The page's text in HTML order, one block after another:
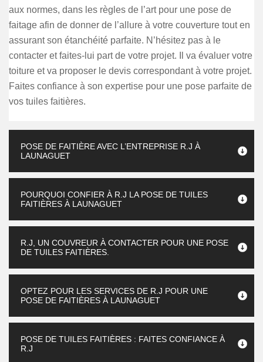
aux normes, dans les règles de l’art pour une pose de
faitage afin de donner de l’allure à votre couverture tout en
assurant son étanchéité parfaite. N’hésitez pas à le
contacter et faites-lui part de votre projet. Il va évaluer votre
toiture et va proposer le devis correspondant à votre projet.
Faites confiance à son expertise pour une pose parfaite de
vos tuiles faitières.
POSE DE FAITIÈRE AVEC L’ENTREPRISE R.J À
LAUNAGUET
POURQUOI CONFIER À R.J LA POSE DE TUILES
FAITIÈRES À LAUNAGUET
R.J, UN COUVREUR À CONTACTER POUR UNE POSE
DE TUILES FAITIÈRES.
OPTEZ POUR LES SERVICES DE R.J POUR UNE
POSE DE FAITIÈRES À LAUNAGUET
POSE DE TUILES FAITIÈRES : FAITES CONFIANCE À
R.J